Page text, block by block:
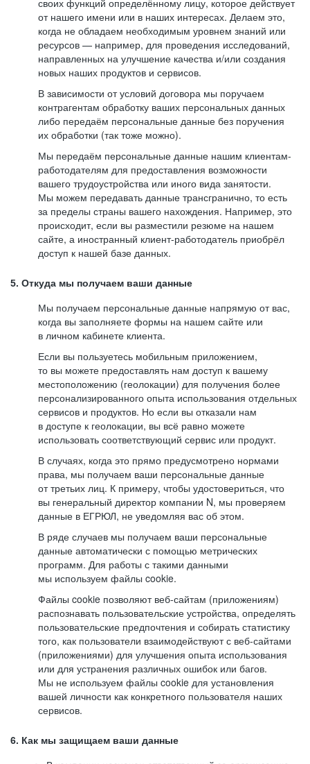
своих функций определённому лицу, которое действует
от нашего имени или в наших интересах. Делаем это,
когда не обладаем необходимым уровнем знаний или
ресурсов — например, для проведения исследований,
направленных на улучшение качества и/или создания
новых наших продуктов и сервисов.
В зависимости от условий договора мы поручаем
контрагентам обработку ваших персональных данных
либо передаём персональные данные без поручения
их обработки (так тоже можно).
Мы передаём персональные данные нашим клиентам-
работодателям для предоставления возможности
вашего трудоустройства или иного вида занятости.
Мы можем передавать данные трансгранично, то есть
за пределы страны вашего нахождения. Например, это
происходит, если вы разместили резюме на нашем
сайте, а иностранный клиент-работодатель приобрёл
доступ к нашей базе данных.
5. Откуда мы получаем ваши данные
Мы получаем персональные данные напрямую от вас,
когда вы заполняете формы на нашем сайте или
в личном кабинете клиента.
Если вы пользуетесь мобильным приложением,
то вы можете предоставлять нам доступ к вашему
местоположению (геолокации) для получения более
персонализированного опыта использования отдельных
сервисов и продуктов. Но если вы отказали нам
в доступе к геолокации, вы всё равно можете
использовать соответствующий сервис или продукт.
В случаях, когда это прямо предусмотрено нормами
права, мы получаем ваши персональные данные
от третьих лиц. К примеру, чтобы удостовериться, что
вы генеральный директор компании N, мы проверяем
данные в ЕГРЮЛ, не уведомляя вас об этом.
В ряде случаев мы получаем ваши персональные
данные автоматически с помощью метрических
программ. Для работы с такими данными
мы используем файлы cookie.
Файлы cookie позволяют веб-сайтам (приложениям)
распознавать пользовательские устройства, определять
пользовательские предпочтения и собирать статистику
того, как пользователи взаимодействуют с веб-сайтами
(приложениями) для улучшения опыта использования
или для устранения различных ошибок или багов.
Мы не используем файлы cookie для установления
вашей личности как конкретного пользователя наших
сервисов.
6. Как мы защищаем ваши данные